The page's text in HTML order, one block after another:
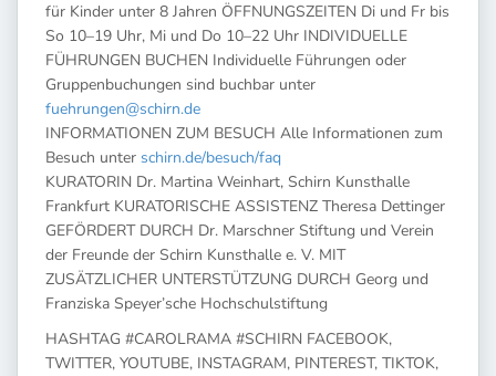
für Kinder unter 8 Jahren ÖFFNUNGSZEITEN Di und Fr bis
So 10–19 Uhr, Mi und Do 10–22 Uhr INDIVIDUELLE
FÜHRUNGEN BUCHEN Individuelle Führungen oder
Gruppenbuchungen sind buchbar unter
fuehrungen@schirn.de
INFORMATIONEN ZUM BESUCH Alle Informationen zum
Besuch unter schirn.de/besuch/faq
KURATORIN Dr. Martina Weinhart, Schirn Kunsthalle
Frankfurt KURATORISCHE ASSISTENZ Theresa Dettinger
GEFÖRDERT DURCH Dr. Marschner Stiftung und Verein
der Freunde der Schirn Kunsthalle e. V. MIT
ZUSÄTZLICHER UNTERSTÜTZUNG DURCH Georg und
Franziska Speyer’sche Hochschulstiftung
HASHTAG #CAROLRAMA #SCHIRN FACEBOOK,
TWITTER, YOUTUBE, INSTAGRAM, PINTEREST, TIKTOK,